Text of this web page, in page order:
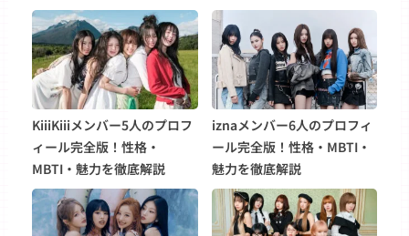
KiiiKiiiメンバー5人のプロフ
ィール完全版！性格・
MBTI・魅力を徹底解説
iznaメンバー6人のプロフィ
ール完全版！性格・MBTI・
魅力を徹底解説